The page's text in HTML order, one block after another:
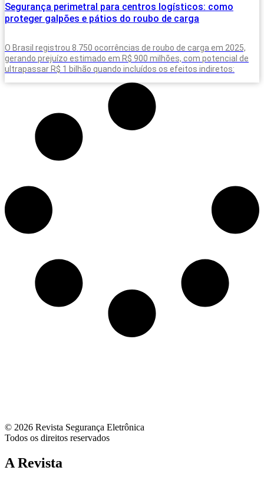
Segurança perimetral para centros logísticos: como
proteger galpões e pátios do roubo de carga
O Brasil registrou 8.750 ocorrências de roubo de carga em 2025,
gerando prejuízo estimado em R$ 900 milhões, com potencial de
ultrapassar R$ 1 bilhão quando incluídos os efeitos indiretos:
© 2026 Revista Segurança Eletrônica
Todos os direitos reservados
A Revista